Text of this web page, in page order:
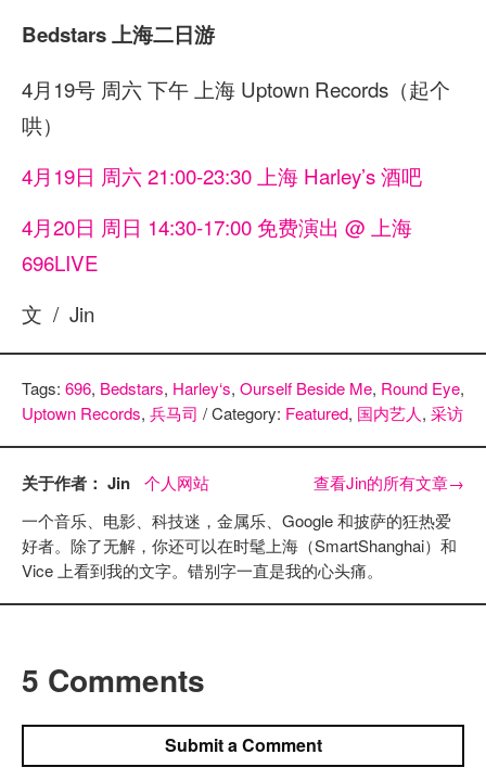
Bedstars 上海二日游
4月19号 周六 下午 上海 Uptown Records（起个
哄）
4月19日 周六 21:00-23:30 上海 Harley’s 酒吧
4月20日 周日 14:30-17:00 免费演出 @ 上海
696LIVE
文 / Jin
Tags: 696, Bedstars, Harley‘s, Ourself Beside Me, Round Eye,
Uptown Records, 兵马司 / Category: Featured, 国内艺人, 采访
关于作者： Jin 个人网站 查看Jin的所有文章→
一个音乐、电影、科技迷，金属乐、Google 和披萨的狂热爱
好者。除了无解，你还可以在时髦上海（SmartShanghai）和
Vice 上看到我的文字。错别字一直是我的心头痛。
5 Comments
Submit a Comment